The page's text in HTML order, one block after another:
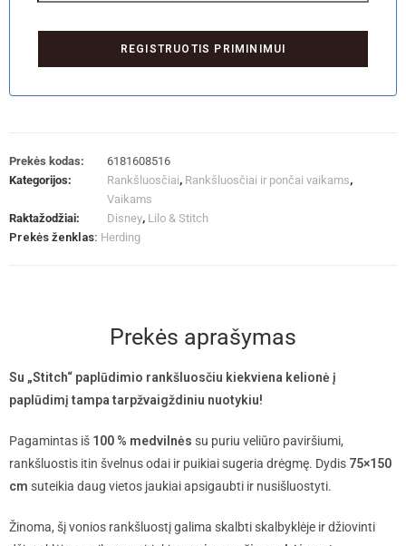
Prekės kodas:
6181608516
Kategorijos:
Rankšluosčiai, Rankšluosčiai ir pončai vaikams,
Vaikams
Raktažodžiai:
Disney, Lilo & Stitch
Prekės ženklas: Herding
Prekės aprašymas
Su „Stitch“ paplūdimio rankšluosčiu kiekviena kelionė į
paplūdimį tampa tarpžvaigždiniu nuotykiu!
Pagamintas iš 100 % medvilnės su puriu veliūro paviršiumi,
rankšluostis itin švelnus odai ir puikiai sugeria drėgmę. Dydis 75×150
cm suteikia daug vietos jaukiai apsigaubti ir nusišluostyti.
Žinoma, šį vonios rankšluostį galima skalbti skalbyklėje ir džiovinti